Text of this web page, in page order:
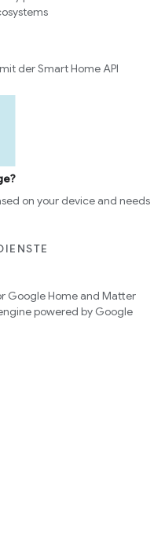
der Smart Home API
on your device and needs
Google Home and Matter
powered by Google